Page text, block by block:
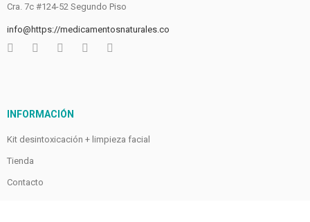
Cra. 7c #124-52 Segundo Piso
info@https://medicamentosnaturales.co
INFORMACIÓN
Kit desintoxicación + limpieza facial
Tienda
Contacto